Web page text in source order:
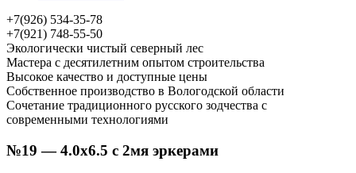
+7(926) 534-35-78
+7(921) 748-55-50
Экологически чистый северный лес
Мастера с десятилетним опытом строительства
Высокое качество и доступные цены
Собственное производство в Вологодской области
Сочетание традиционного русского зодчества с
современными технологиями
№19 — 4.0х6.5 с 2мя эркерами